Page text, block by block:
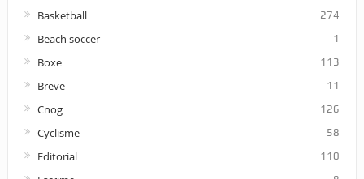
Basketball 274
Beach soccer 1
Boxe 113
Breve 11
Cnog 126
Cyclisme 58
Editorial 110